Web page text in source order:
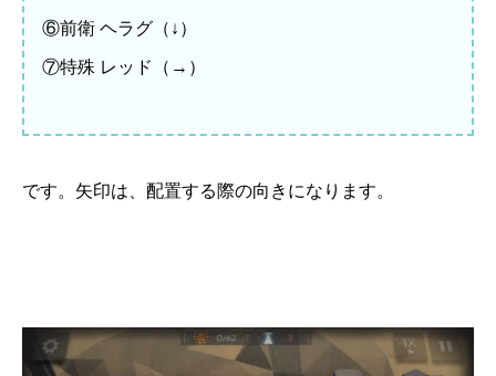
⑥前衛 ヘラグ（↓）
⑦特殊 レッド（→）
です。矢印は、配置する際の向きになります。